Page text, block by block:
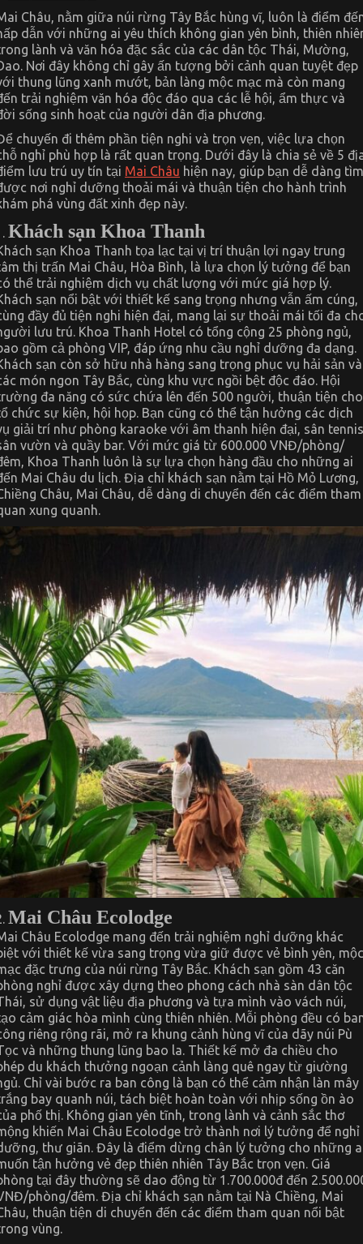
Địa
Điểm
Lưu
Trú
Uy
Tín
Tại
Mai
Nay
Châu, nằm giữa núi rừng Tây Bắc hùng vĩ, luôn là điểm
dẫn với những ai yêu thích không gian yên bình, thiên
lành và văn hóa đặc sắc của các dân tộc Thái, Mường,
Nơi đây không chỉ gây ấn tượng bởi cảnh quan tuyệt đẹp
thung lũng xanh mướt, bản làng mộc mạc mà còn mang
trải nghiệm văn hóa độc đáo qua các lễ hội, ẩm thực và
sống sinh hoạt của người dân địa phương.
chuyến đi thêm phần tiện nghi và trọn vẹn, việc lựa chọn
nghỉ phù hợp là rất quan trọng. Dưới đây là chia sẻ về 5
lưu trú uy tín tại Mai Châu hiện nay, giúp bạn dễ dàng tìm
nơi nghỉ dưỡng thoải mái và thuận tiện cho hành trình
phá vùng đất xinh đẹp này.
Khách sạn Khoa Thanh
sạn Khoa Thanh tọa lạc tại vị trí thuận lợi ngay trung
thị trấn Mai Châu, Hòa Bình, là lựa chọn lý tưởng để bạn
thể trải nghiệm dịch vụ chất lượng với mức giá hợp lý.
sạn nổi bật với thiết kế sang trọng nhưng vẫn ấm cúng,
đầy đủ tiện nghi hiện đại, mang lại sự thoải mái tối đa
lưu trú. Khoa Thanh Hotel có tổng cộng 25 phòng ngủ,
gồm cả phòng VIP, đáp ứng nhu cầu nghỉ dưỡng đa dạng.
sạn còn sở hữu nhà hàng sang trọng phục vụ hải sản và
món ngon Tây Bắc, cùng khu vực ngồi bệt độc đáo. Hội
đa năng có sức chứa lên đến 500 người, thuận tiện cho
chức sự kiện, hội họp. Bạn cũng có thể tận hưởng các dịch
giải trí như phòng karaoke với âm thanh hiện đại, sân
vườn và quầy bar. Với mức giá từ 600.000 VNĐ/phòng/
Khoa Thanh luôn là sự lựa chọn hàng đầu cho những ai
Mai Châu du lịch. Địa chỉ khách sạn nằm tại Hồ Mỏ Lương,
Châu, Mai Châu, dễ dàng di chuyển đến các điểm tham
xung quanh.
Mai Châu Ecolodge
Châu Ecolodge mang đến trải nghiệm nghỉ dưỡng khác
với thiết kế vừa sang trọng vừa giữ được vẻ bình yên, mộc
đặc trưng của núi rừng Tây Bắc. Khách sạn gồm 43 căn
nghỉ được xây dựng theo phong cách nhà sàn dân tộc
sử dụng vật liệu địa phương và tựa mình vào vách núi,
cảm giác hòa mình cùng thiên nhiên. Mỗi phòng đều có
riêng rộng rãi, mở ra khung cảnh hùng vĩ của dãy núi Pù
và những thung lũng bao la. Thiết kế mở đa chiều cho
du khách thưởng ngoạn cảnh làng quê ngay từ giường
Chỉ vài bước ra ban công là bạn có thể cảm nhận làn mây
bay quanh núi, tách biệt hoàn toàn với nhịp sống ồn ào
phố thị. Không gian yên tĩnh, trong lành và cảnh sắc thơ
khiến Mai Châu Ecolodge trở thành nơi lý tưởng để nghỉ
thư giãn. Đây là điểm dừng chân lý tưởng cho những
tận hưởng vẻ đẹp thiên nhiên Tây Bắc trọn vẹn. Giá
tại đây thường sẽ dao động từ 1.700.000đ đến
phòng/đêm. Địa chỉ khách sạn nằm tại Nà Chiềng, Mai
thuận tiện di chuyển đến các điểm tham quan nổi bật
vùng.